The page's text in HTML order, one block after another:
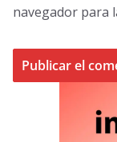
navegador para